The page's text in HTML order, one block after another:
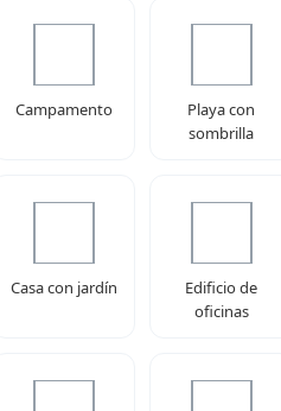
Campamento
Playa con
sombrilla
Casa con jardín
Edificio de
oficinas